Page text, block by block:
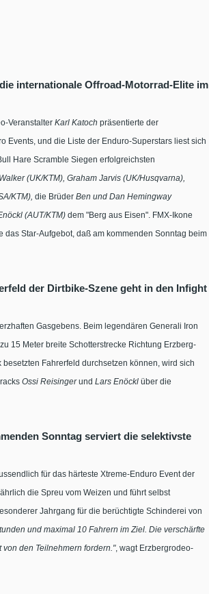
internationale Offroad-Motorrad-Elite im
Veranstalter Karl Katoch präsentierte der
Events, und die Liste der Enduro-Superstars liest sich
Hare Scramble Siegen erfolgreichsten
(UK/KTM), Graham Jarvis (UK/Husqvarna),
KTM), die Brüder Ben und Dan Hemingway
(AUT/KTM) dem "Berg aus Eisen". FMX-Ikone
das Star-Aufgebot, daß am kommenden Sonntag beim
der Dirtbike-Szene geht in den Infight
Gasgebens. Beim legendären Generali Iron
15 Meter breite Schotterstrecke Richtung Erzberg-
Fahrerfeld durchsetzen können, wird sich
Ossi Reisingerund Lars Enöckl über die
Sonntag serviert die selektivste
für das härteste Xtreme-Enduro Event der
die Spreu vom Weizen und führt selbst
Jahrgang für die berüchtigte Schinderei von
und maximal 10 Fahrern im Ziel. Die verschärfte
den Teilnehmern fordern.", wagt Erzbergrodeo-